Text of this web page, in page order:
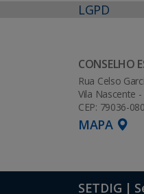
LGPD
CONSELHO
Rua Celso
Vila Nascente
CEP: 79036-080
MAPA
SETDIG |